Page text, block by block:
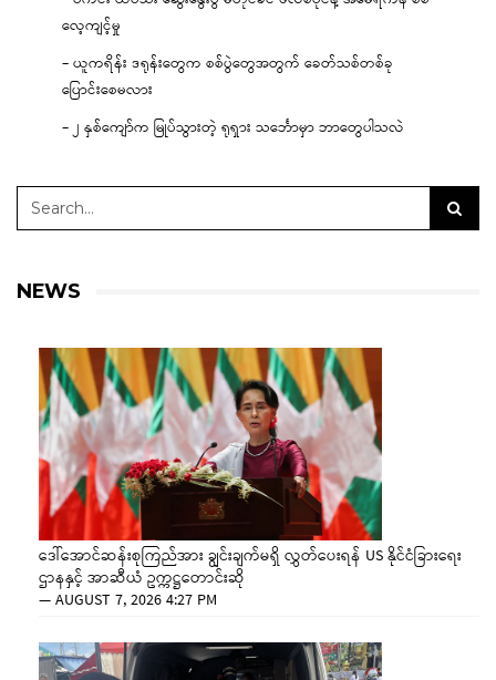
လေ့ကျင့်မှု
– ယူကရိန်း ဒရုန်းတွေက စစ်ပွဲတွေအတွက် ခေတ်သစ်တစ်ခု
ပြောင်းစေမလား
– ၂ နှစ်ကျော်က မြုပ်သွားတဲ့ ရုရှား သင်္ဘောမှာ ဘာတွေပါသလဲ
NEWS
ဒေါ်အောင်ဆန်းစုကြည်အား ချွင်းချက်မရှိ လွှတ်ပေးရန် US နိုင်ငံခြားရေး
ဌာနနှင့် အာဆီယံ ဥက္ကဋ္ဌတောင်းဆို
—AUGUST 7, 2026 4:27 PM